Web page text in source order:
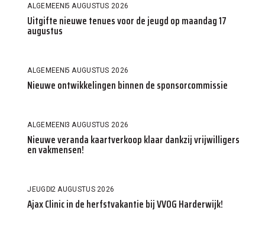
ALGEMEEN5 AUGUSTUS 2026
Uitgifte nieuwe tenues voor de jeugd op maandag 17
augustus
ALGEMEEN5 AUGUSTUS 2026
Nieuwe ontwikkelingen binnen de sponsorcommissie
ALGEMEEN3 AUGUSTUS 2026
Nieuwe veranda kaartverkoop klaar dankzij vrijwilligers
en vakmensen!
JEUGD2 AUGUSTUS 2026
Ajax Clinic in de herfstvakantie bij VVOG Harderwijk!